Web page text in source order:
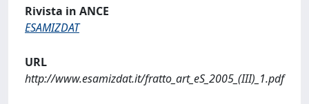
Rivista in ANCE
ESAMIZDAT
URL
http://www.esamizdat.it/fratto_art_eS_2005_(III)_1.pdf